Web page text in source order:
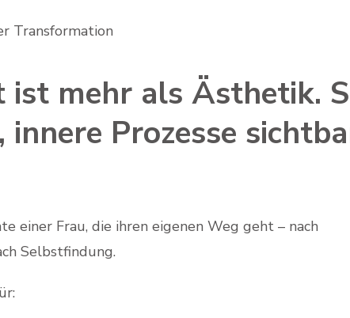
Transformation
ist mehr als Ästhetik.
Prozesse
einer Frau, die ihren eigenen Weg geht – nach
Selbstfindung.